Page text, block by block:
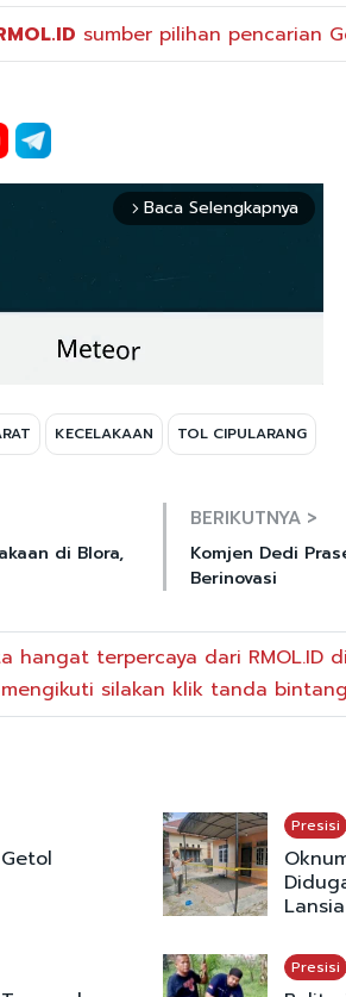
sumber pilihan pencarian
arrow_forward_ios Baca Selengkapnya
KECELAKAAN TOL CIPULARANG
di Blora,
BERIKUTNYA >
Komjen Dedi
Berinovasi
hangat terpercaya dari RMOL.ID di
silakan klik tanda
Presisi
Lansia
Presisi